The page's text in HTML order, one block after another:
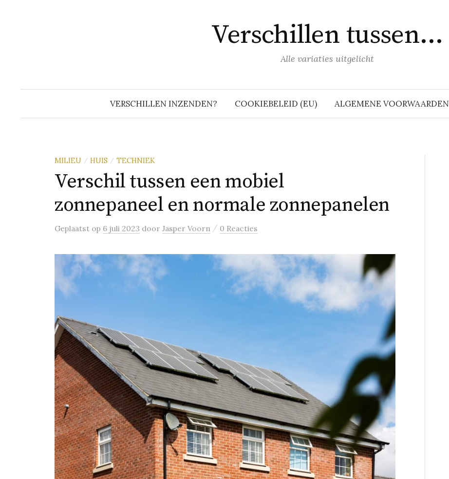
Verschillen tussen…
Alle variaties uitgelicht
VERSCHILLEN INZENDEN? COOKIEBELEID (EU) ALGEMENE VOORWAARDEN
MILIEU / HUIS / TECHNIEK
Verschil tussen een mobiel
zonnepaneel en normale zonnepanelen
Geplaatst op 6 juli 2023 door Jasper Voorn / 0 Reacties